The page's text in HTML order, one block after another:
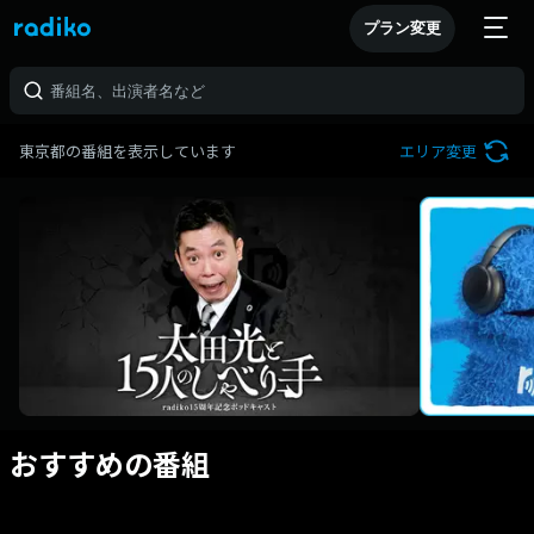
プラン変更
東京都の番組を表示しています エリア変更
おすすめの番組